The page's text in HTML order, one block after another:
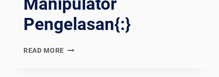
Manipulator
Pengelasan{:}
READ MORE {:EN}SKYWARD